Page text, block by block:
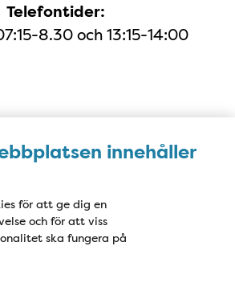
innehåller
för att ge dig en
och för att viss
ska fungera på
Telefontider:
8.30 och 13:15-14:00